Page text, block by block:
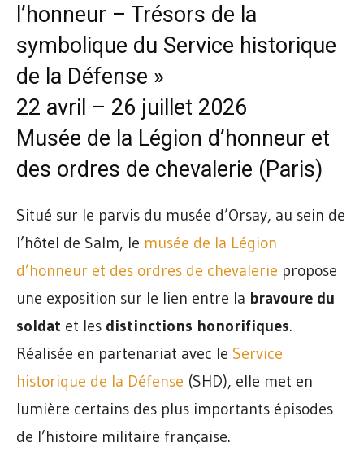
l’honneur – Trésors de la
symbolique du Service historique
de la Défense »
22 avril – 26 juillet 2026
Musée de la Légion d’honneur et
des ordres de chevalerie (Paris)
Situé sur le parvis du musée d’Orsay, au sein de
l’hôtel de Salm, le musée de la Légion
d’honneur et des ordres de chevalerie propose
une exposition sur le lien entre la bravoure du
soldat et les distinctions honorifiques.
Réalisée en partenariat avec le Service
historique de la Défense (SHD), elle met en
lumière certains des plus importants épisodes
de l’histoire militaire française.